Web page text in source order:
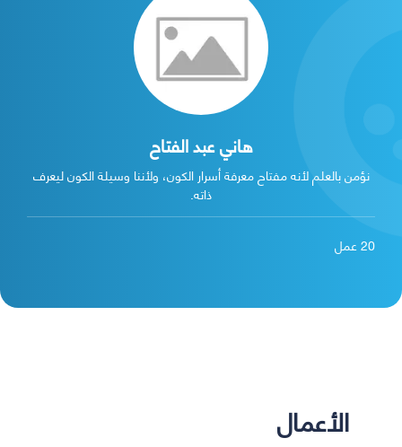
هاني عبد الفتاح
نؤمن بالعلم لأنه مفتاح معرفة أسرار الكون، ولأننا وسيلة الكون ليعرف
ذاته.
20عمل
الأعمال